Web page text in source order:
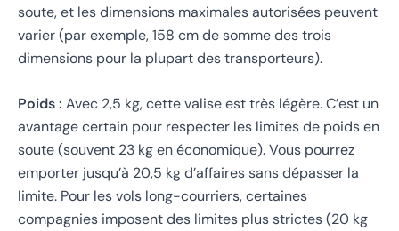
soute, et les dimensions maximales autorisées peuvent
varier (par exemple, 158 cm de somme des trois
dimensions pour la plupart des transporteurs).
Poids : Avec 2,5 kg, cette valise est très légère. C’est un
avantage certain pour respecter les limites de poids en
soute (souvent 23 kg en économique). Vous pourrez
emporter jusqu’à 20,5 kg d’affaires sans dépasser la
limite. Pour les vols long-courriers, certaines
compagnies imposent des limites plus strictes (20 kg